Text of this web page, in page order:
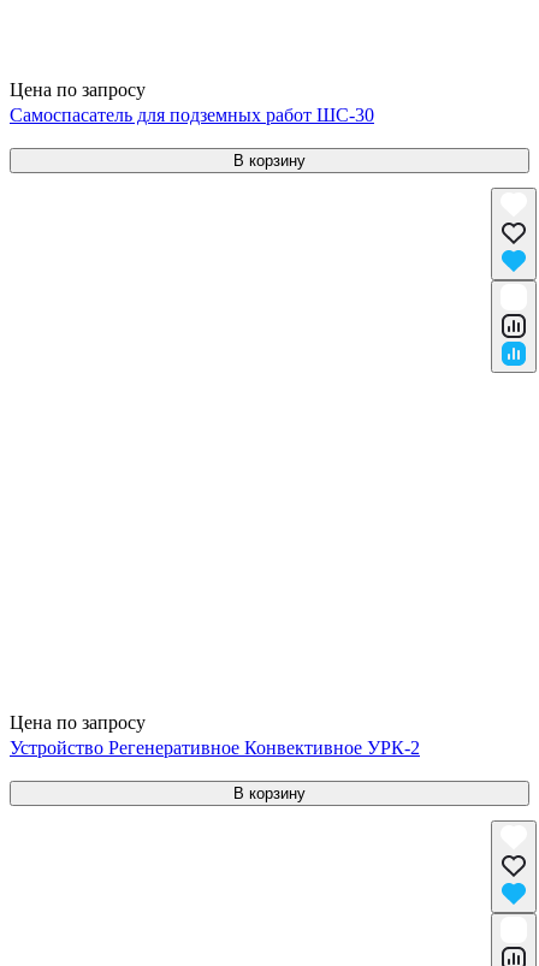
Цена по запросу
Самоспасатель для подземных работ ШС-30
В корзину
Цена по запросу
Устройство Регенеративное Конвективное УРК-2
В корзину